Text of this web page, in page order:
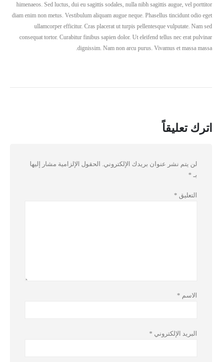
himenaeos. Sed luctus, dui eu sagittis sodales, nulla nibh sagittis augue, vel porttitor
diam enim non metus. Vestibulum aliquam augue neque. Phasellus tincidunt odio eget
ullamcorper efficitur. Cras placerat ut turpis pellentesque vulputate. Nam sed
consequat tortor. Curabitur finibus sapien dolor. Ut eleifend tellus nec erat pulvinar
dignissim. Nam non arcu purus. Vivamus et massa massa.
اترك تعليقاً
لن يتم نشر عنوان بريدك الإلكتروني. الحقول الإلزامية مشار إليها
بـ *
التعليق *
الاسم *
البريد الإلكتروني *